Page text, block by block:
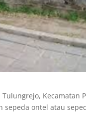
Kecamatan
ontel atau